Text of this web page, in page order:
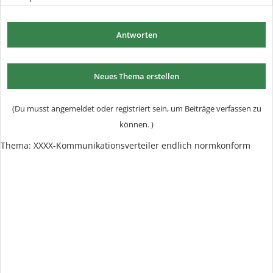
Antworten
Neues Thema erstellen
(Du musst angemeldet oder registriert sein, um Beiträge verfassen zu
können. )
Thema: XXXX-Kommunikationsverteiler endlich normkonform